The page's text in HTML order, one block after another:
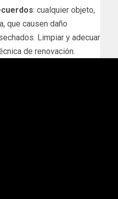
: cualquier objeto,
que causen daño
Limpiar y adecuar
de renovación.